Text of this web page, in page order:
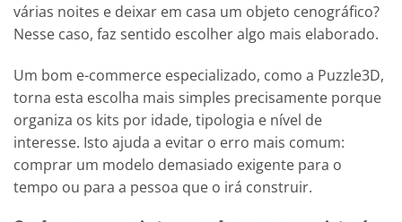
várias noites e deixar em casa um objeto cenográfico?
Nesse caso, faz sentido escolher algo mais elaborado.
Um bom e-commerce especializado, como a Puzzle3D,
torna esta escolha mais simples precisamente porque
organiza os kits por idade, tipologia e nível de
interesse. Isto ajuda a evitar o erro mais comum:
comprar um modelo demasiado exigente para o
tempo ou para a pessoa que o irá construir.